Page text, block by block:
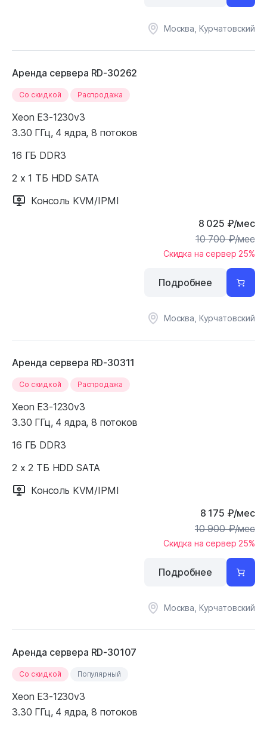
Москва, Курчатовский
Аренда сервера RD-30262
Cо скидкой Распродажа
Xeon E3-1230v3
3.30 ГГц, 4 ядра, 8 потоков
16 ГБ DDR3
2 x 1 ТБ HDD SATA
Консоль KVM/IPMI
8 025 ₽/мес
10 700₽/мес
Скидка на сервер 25%
Москва, Курчатовский
Подробнее
Аренда сервера RD-30311
Cо скидкой Распродажа
Xeon E3-1230v3
3.30 ГГц, 4 ядра, 8 потоков
16 ГБ DDR3
2 x 2 ТБ HDD SATA
Консоль KVM/IPMI
8 175 ₽/мес
10 900₽/мес
Скидка на сервер 25%
Москва, Курчатовский
Подробнее
Аренда сервера RD-30107
Cо скидкой Популярный
Xeon E3-1230v3
3.30 ГГц, 4 ядра, 8 потоков